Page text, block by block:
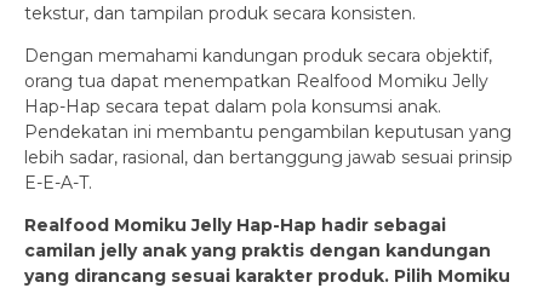
tekstur, dan tampilan produk secara konsisten.
Dengan memahami kandungan produk secara objektif,
orang tua dapat menempatkan Realfood Momiku Jelly
Hap-Hap secara tepat dalam pola konsumsi anak.
Pendekatan ini membantu pengambilan keputusan yang
lebih sadar, rasional, dan bertanggung jawab sesuai prinsip
E-E-A-T.
Realfood Momiku Jelly Hap-Hap hadir sebagai
camilan jelly anak yang praktis dengan kandungan
yang dirancang sesuai karakter produk. Pilih Momiku